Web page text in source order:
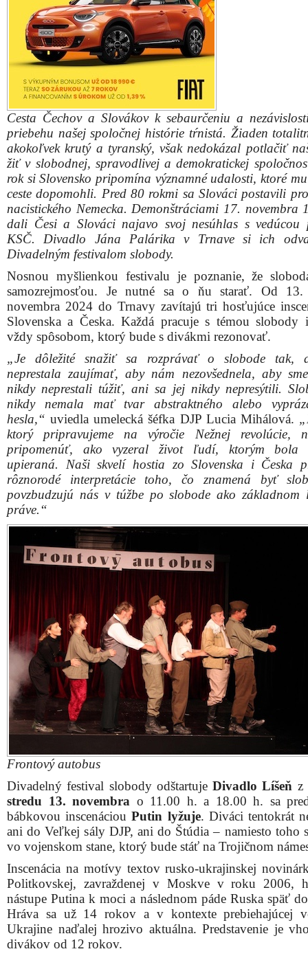
Cesta Čechov a Slovákov k sebaurčeniu a
priebehu našej spoločnej histórie tŕnistá. Žiaden
akokoľvek krutý a tyranský, však nedokázal potlačiť
žiť v slobodnej, spravodlivej a demokratickej
rok si Slovensko pripomína významné udalosti, ktoré
ceste dopomohli. Pred 80 rokmi sa Slováci postavili
nacistického Nemecka. Demonštráciami 17. novembra
dali Česi a Slováci najavo svoj nesúhlas s vedúcou
KSČ. Divadlo Jána Palárika v Trnave si ich
Divadelným festivalom slobody.
Nosnou myšlienkou festivalu je poznanie, že
samozrejmosťou. Je nutné sa o ňu starať. Od
novembra 2024 do Trnavy zavítajú tri hosťujúce
Slovenska a Česka. Každá pracuje s témou slobody
vždy spôsobom, ktorý bude s divákmi rezonovať.
„Je dôležité snažiť sa rozprávať o slobode tak,
neprestala zaujímať, aby nám nezovšednela, aby
nikdy neprestali túžiť, ani sa jej nikdy nepresýtili.
nikdy nemala mať tvar abstraktného alebo
hesla,“ uviedla umelecká šéfka DJP Lucia Mihálová.
ktorý pripravujeme na výročie Nežnej revolúcie,
pripomenúť, ako vyzeral život ľudí, ktorým bola
upieraná. Naši skvelí hostia zo Slovenska i Česka
rôznorodé interpretácie toho, čo znamená byť
povzbudzujú nás v túžbe po slobode ako základnom
práve.“
Frontový autobus
Divadelný festival slobody odštartuje Divadlo Líšeň z
stredu 13. novembra o 11.00 h. a 18.00 h. sa
bábkovou inscenáciouPutin lyžuje. Diváci tentokrát
ani do Veľkej sály DJP, ani do Štúdia – namiesto toho
vo vojenskom stane, ktorý bude stáť na Trojičnom
Inscenácia na motívy textov rusko-ukrajinskej
Politkovskej, zavraždenej v Moskve v roku 2006,
nástupe Putina k moci a následnom páde Ruska späť
Hráva sa už 14 rokov a v kontexte prebiehajúcej
Ukrajine naďalej hrozivo aktuálna. Predstavenie je
divákov od 12 rokov.